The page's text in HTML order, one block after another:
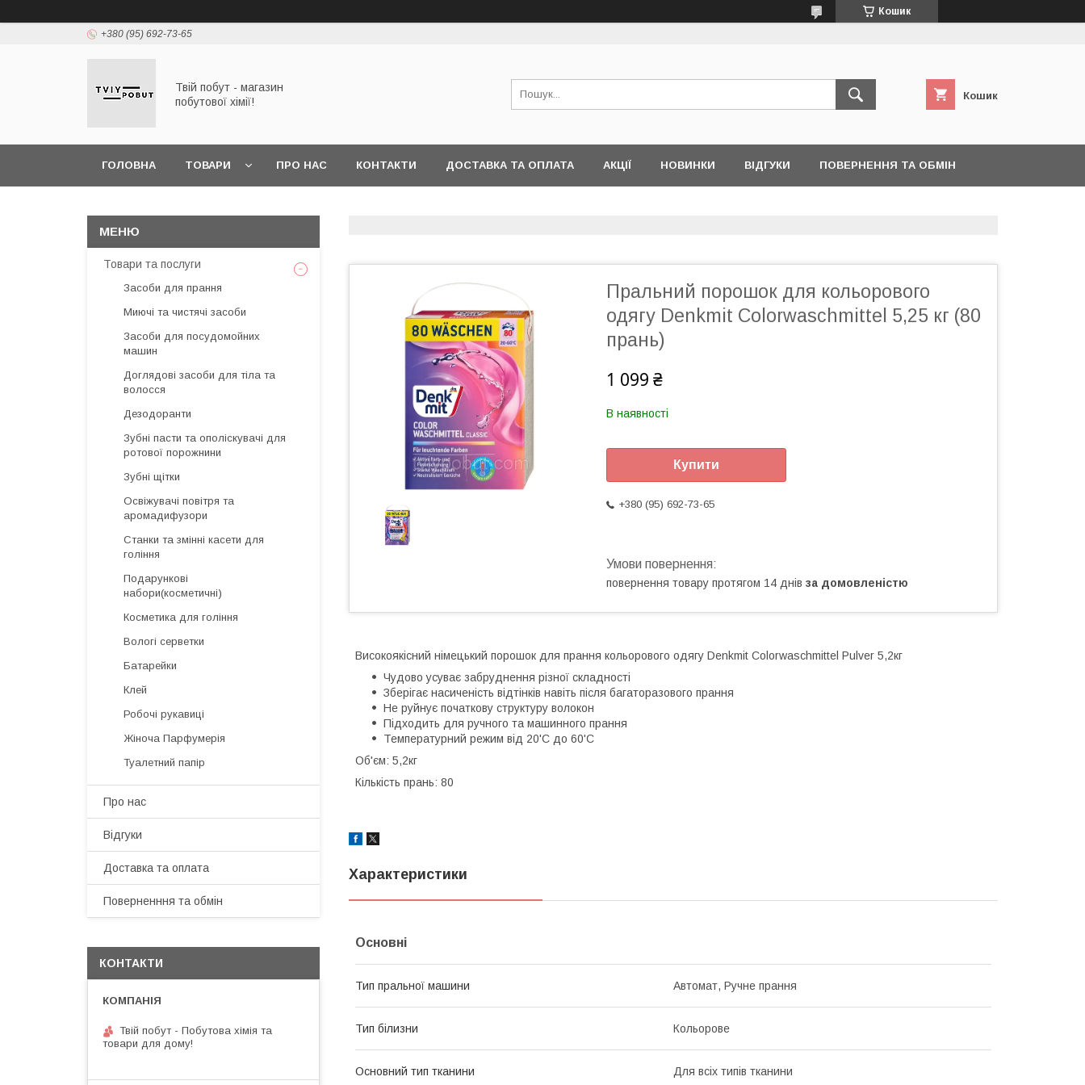
Кошик
+380 (95) 692-73-65
Твій побут - магазин
побутової хімії!
Кошик
ГОЛОВНА ТОВАРИ ПРО НАС КОНТАКТИ ДОСТАВКА ТА ОПЛАТА АКЦІЇ НОВИНКИ ВІДГУКИ ПОВЕРНЕННЯ ТА ОБМІН
Пральний порошок для кольорового
одягу Denkmit Colorwaschmittel 5,25 кг (80
прань)
1 099 ₴
В наявності
Купити
+380 (95) 692-73-65
повернення товару протягом 14 днів за домовленістю
Високоякісний німецький порошок для прання кольорового одягу Denkmit Colorwaschmittel Pulver 5,2кг
Чудово усуває забруднення різної складності
Зберігає насиченість відтінків навіть після багаторазового прання
Не руйнує початкову структуру волокон
Підходить для ручного та машинного прання
Температурний режим від 20'С до 60'С
Об'єм: 5,2кг
Кількість прань: 80
Характеристики
Основні
Тип пральної машини Автомат, Ручне прання
Тип білизни Кольорове
Основний тип тканини Для всіх типів тканини
Товари та послуги
Засоби для прання
Миючі та чистячі засоби
Засоби для посудомойних
машин
Доглядові засоби для тіла та
волосся
Дезодоранти
Зубні пасти та ополіскувачі для
ротової порожнини
Зубні щітки
Освіжувачі повітря та
аромадифузори
Cтанки та змінні касети для
гоління
Подарункові
набори(косметичні)
Косметика для гоління
Вологі серветки
Батарейки
Клей
Робочі рукавиці
Жіноча Парфумерія
Туалетний папір
Про нас
Відгуки
Доставка та оплата
Поверненння та обмін
КОНТАКТИ
Твій побут - Побутова хімія та
товари для дому!